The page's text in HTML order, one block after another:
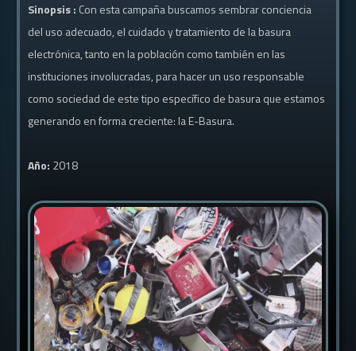
Sinopsis : Con esta campaña buscamos sembrar conciencia
del uso adecuado, el cuidado y tratamiento de la basura
electrónica, tanto en la población como también en las
instituciones involucradas, para hacer un uso responsable
como sociedad de este​ ​tipo​ ​específico​ ​de​ ​basura​ ​que​ ​estamos​ ​
generando​ ​en​ ​forma​ ​creciente:​ ​la​ ​E-Basura.
Año: 2018